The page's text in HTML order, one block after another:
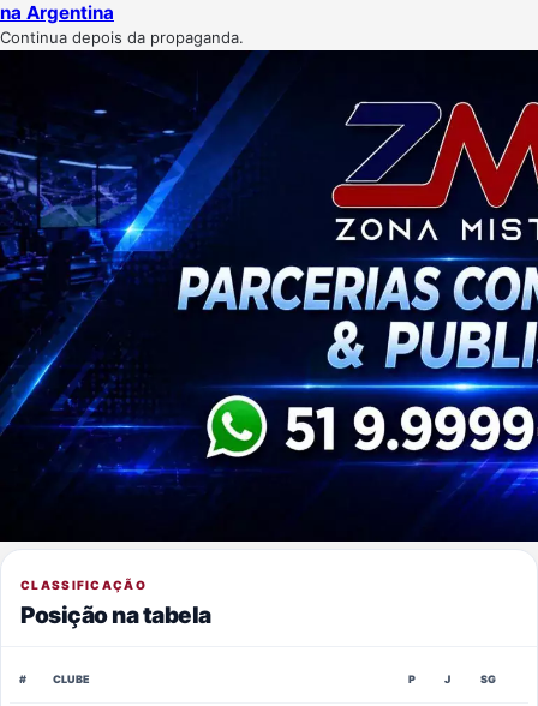
na Argentina
Continua depois da propaganda.
CLASSIFICAÇÃO
Posição na tabela
# CLUBE P J SG